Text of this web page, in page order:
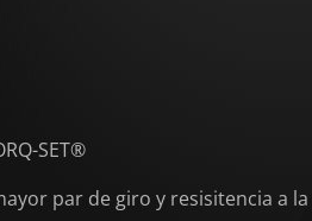
SET®
par de giro y resisitencia a